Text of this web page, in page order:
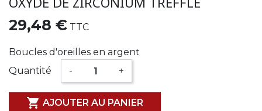
29,48 € TTC
Boucles d'oreilles en argent
Quantité
- +
 AJOUTER AU PANIER